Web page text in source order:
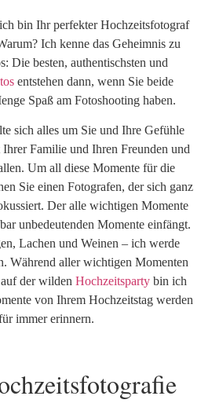
bin Ihr perfekter Hochzeitsfotograf
Ich kenne das Geheimnis zu
Die besten, authentischsten und
entstehen dann, wenn Sie beide
Spaß am Fotoshooting haben.
sich alles um Sie und Ihre Gefühle
Familie und Ihren Freunden und
Um all diese Momente für die
Sie einen Fotografen, der sich ganz
Der alle wichtigen Momente
unbedeutenden Momente einfängt.
Lachen und Weinen – ich werde
Während aller wichtigen Momenten
der wilden Hochzeitsparty bin ich
von Ihrem Hochzeitstag werden
immer erinnern.